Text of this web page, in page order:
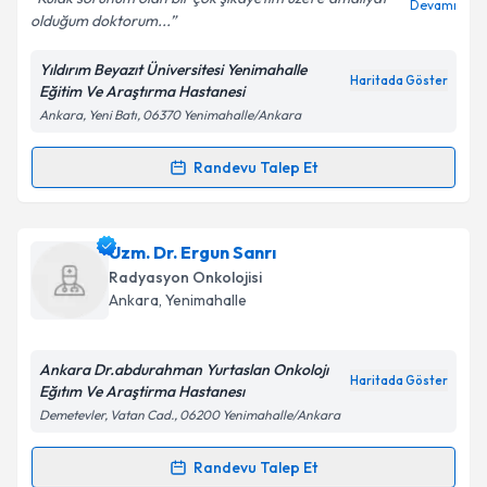
Kişisel verilerimin işlenmesine ilişkin
Aydınlatma
Metni'ni okudum ve kişisel verilerimin belirtilen
kapsamda işlenmesini kabul ediyorum.
Takvim Talebini Gönder
olduğum doktorum...
Devamı
Yıldırım Beyazıt Üniversitesi Yenimahalle
Eğitim Ve Araştırma Hastanesi
Haritada Göster
Ankara, Yeni Batı, 06370 Yenimahalle/Ankara
Randevu Talep Et
Randevu Takvimi Talebi
Dr. Selda Kargın Kayteziçin randevu takvimi talebi
oluşturun. Size bu uzmandan randevu almanız için bir
takvim hazırlandığında e-posta ile bilgilendireceğiz.
Kişisel verilerimin işlenmesine ilişkinAydınlatma
'ni okudum ve kişisel verilerimin belirtilen
Uzm. Dr. Ergun Sanrı
Radyasyon Onkolojisi
Ankara, Yenimahalle
Ankara Dr.abdurahman Yurtaslan Onkolojı
Eğıtım Ve Araştirma Hastanesı
Haritada Göster
Demetevler, Vatan Cad., 06200 Yenimahalle/Ankara
Randevu Talep Et
Randevu Takvimi Talebi